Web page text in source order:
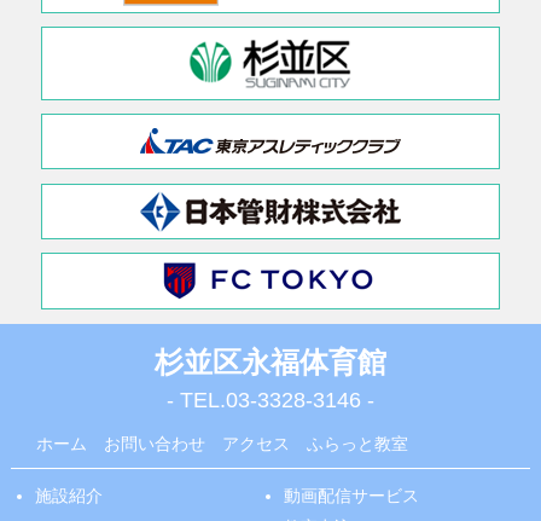
杉並区永福体育館
- TEL.03-3328-3146 -
ホーム お問い合わせ アクセス ふらっと教室
施設紹介
動画配信サービス